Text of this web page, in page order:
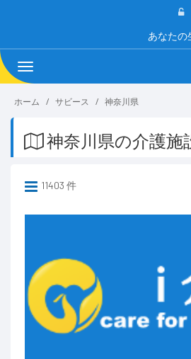
あなたの
Toggle
navigation
ホーム サビース 神奈川県
神奈川県の介護施
11403 件